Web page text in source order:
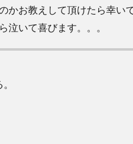
お教えして頂けたら幸いで
泣いて喜びます。。。